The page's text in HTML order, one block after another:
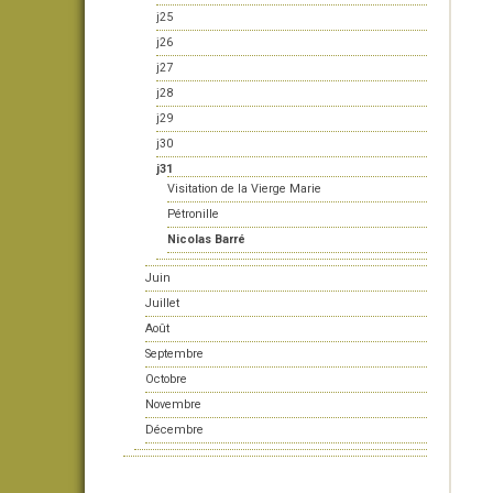
j25
j26
j27
j28
j29
j30
j31
Visitation de la Vierge Marie
Pétronille
Nicolas Barré
Juin
Juillet
Août
Septembre
Octobre
Novembre
Décembre